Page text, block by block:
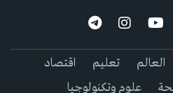
العالم تعليم
اقتصاد
علوم وتكنولوجيا